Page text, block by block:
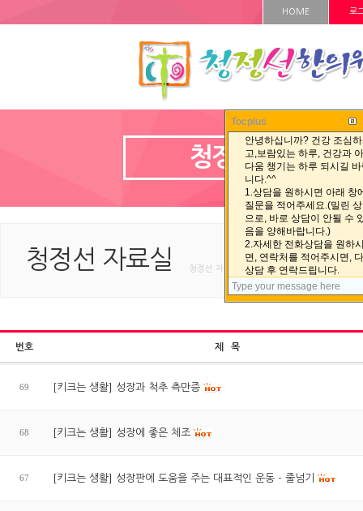
HOME 로
청정선 자료실
청정선 자료실 청정선 자료실 < 청정선 자료실 < HOME
번호 제 목
69 [키크는 생활] 성장과 척추 측만증
68 [키크는 생활] 성장에 좋은 체조
67 [키크는 생활] 성장판에 도움을 주는 대표적인 운동 - 줄넘기
Tocplus